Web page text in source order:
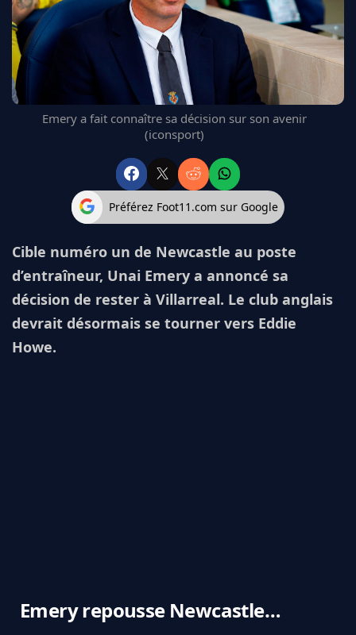
FC BARCELONE
MANCHESTER UNITED
CHELSEA
ARSENAL
L'AVIS DE LA RÉDAC'
Emery a fait connaître sa décision sur son avenir
(iconsport)
Préférez Foot11.com sur Google
Cible numéro un de Newcastle au poste
d’entraîneur, Unai Emery a annoncé sa
décision de rester à Villarreal. Le club anglais
devrait désormais se tourner vers Eddie
Howe.
Emery repousse Newcastle…